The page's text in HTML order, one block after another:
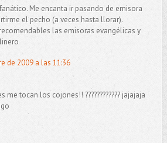
Me encanta ir pasando de emisora
el pecho (a veces hasta llorar).
las emisoras evangélicas y
de 2009 a las 11:36
me tocan los cojones!! ???????????? jajajaja